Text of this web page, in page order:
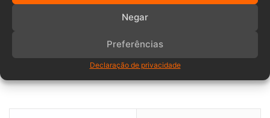
Negar
Preferências
Declaração de privacidade
Anuncia – Lateral